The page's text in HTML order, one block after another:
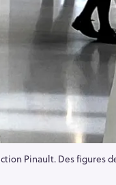
Pinault. Des figures